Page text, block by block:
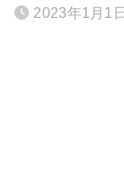
2023年1月1日